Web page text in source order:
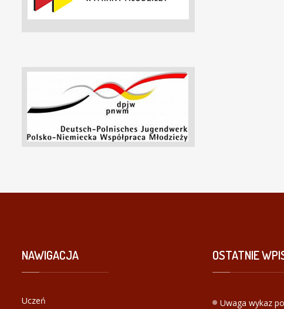
NAWIGACJA
Uczeń
OSTATNIE
Uwaga wykaz